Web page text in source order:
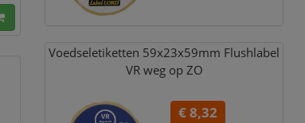
Voedseletiketten 59x23x59mm Flushlabel
VR weg op ZO
€ 8,32